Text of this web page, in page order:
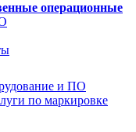
операционные
и ПО
по маркировке